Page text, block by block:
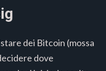
dei Bitcoin (mossa
dove